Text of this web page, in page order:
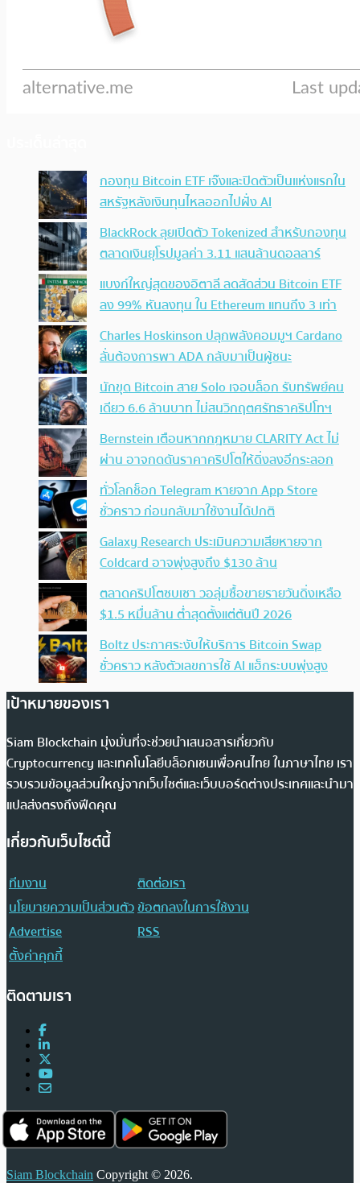
กองทุน Bitcoin ETF เจ๊งและปิดตัวเป็นแห่งแรกใน
สหรัฐหลังเงินทุนไหลออกไปฝั่ง AI
BlackRock ลุยเปิดตัว Tokenized สำหรับกองทุน
ตลาดเงินยุโรปมูลค่า 3.11 แสนล้านดอลลาร์
แบงก์ใหญ่สุดของอิตาลี ลดสัดส่วน Bitcoin ETF
ลง 99% หันลงทุน ใน Ethereum แทนถึง 3 เท่า
Charles Hoskinson ปลุกพลังคอมมูฯ Cardano
ลั่นต้องการพา ADA กลับมาเป็นผู้ชนะ
นักขุด Bitcoin สาย Solo เจอบล็อก รับทรัพย์คน
เดียว 6.6 ล้านบาท ไม่สนวิกฤตศรัทธาคริปโทฯ
Bernstein เตือนหากกฎหมาย CLARITY Act ไม่
ผ่าน อาจกดดันราคาคริปโตให้ดิ่งลงอีกระลอก
ทั่วโลกช็อก Telegram หายจาก App Store
ชั่วคราว ก่อนกลับมาใช้งานได้ปกติ
Galaxy Research ประเมินความเสียหายจาก
Coldcard อาจพุ่งสูงถึง $130 ล้าน
ตลาดคริปโตซบเซา วอลุ่มซื้อขายรายวันดิ่งเหลือ
$1.5 หมื่นล้าน ต่ำสุดตั้งแต่ต้นปี 2026
Boltz ประกาศระงับให้บริการ Bitcoin Swap
ชั่วคราว หลังตัวเลขการใช้ AI แฮ็กระบบพุ่งสูง
เป้าหมายของเรา
Siam Blockchain มุ่งมั่นที่จะช่วยนำเสนอสารเกี่ยวกับ
Cryptocurrency และเทคโนโลยีบล็อกเชนเพื่อคนไทย ในภาษาไทย เรา
รวบรวมข้อมูลส่วนใหญ่จากเว็บไซต์และเว็บบอร์ดต่างประเทศและนำมา
แปลส่งตรงถึงฟีดคุณ
เกี่ยวกับเว็บไซต์นี้
ทีมงาน
ติดต่อเรา
นโยบายความเป็นส่วนตัวข้อตกลงในการใช้งาน
Advertise
RSS
ตั้งค่าคุกกี้
ติดตามเรา
Siam Blockchain Copyright © 2026.